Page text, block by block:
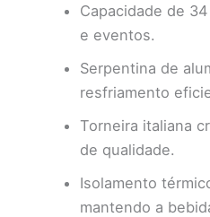
Capacidade de
e eventos.
Serpentina de
resfriamento
Torneira italiana
de qualidade.
Isolamento
mantendo a